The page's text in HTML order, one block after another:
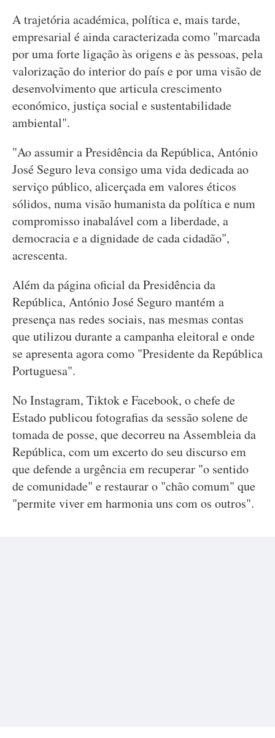
A trajetória académica, política e, mais tarde,
empresarial é ainda caracterizada como "marcada
por uma forte ligação às origens e às pessoas, pela
valorização do interior do país e por uma visão de
desenvolvimento que articula crescimento
económico, justiça social e sustentabilidade
ambiental".
"Ao assumir a Presidência da República, António
José Seguro leva consigo uma vida dedicada ao
serviço público, alicerçada em valores éticos
sólidos, numa visão humanista da política e num
compromisso inabalável com a liberdade, a
democracia e a dignidade de cada cidadão",
acrescenta.
Além da página oficial da Presidência da
República, António José Seguro mantém a
presença nas redes sociais, nas mesmas contas
que utilizou durante a campanha eleitoral e onde
se apresenta agora como "Presidente da República
Portuguesa".
No Instagram, Tiktok e Facebook, o chefe de
Estado publicou fotografias da sessão solene de
tomada de posse, que decorreu na Assembleia da
República, com um excerto do seu discurso em
que defende a urgência em recuperar "o sentido
de comunidade" e restaurar o "chão comum" que
"permite viver em harmonia uns com os outros".